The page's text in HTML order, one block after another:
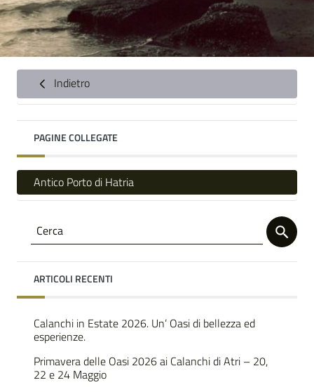
Indietro
PAGINE COLLEGATE
Antico Porto di Hatria
ARTICOLI RECENTI
Calanchi in Estate 2026. Un’ Oasi di bellezza ed
esperienze.
Primavera delle Oasi 2026 ai Calanchi di Atri – 20,
22 e 24 Maggio